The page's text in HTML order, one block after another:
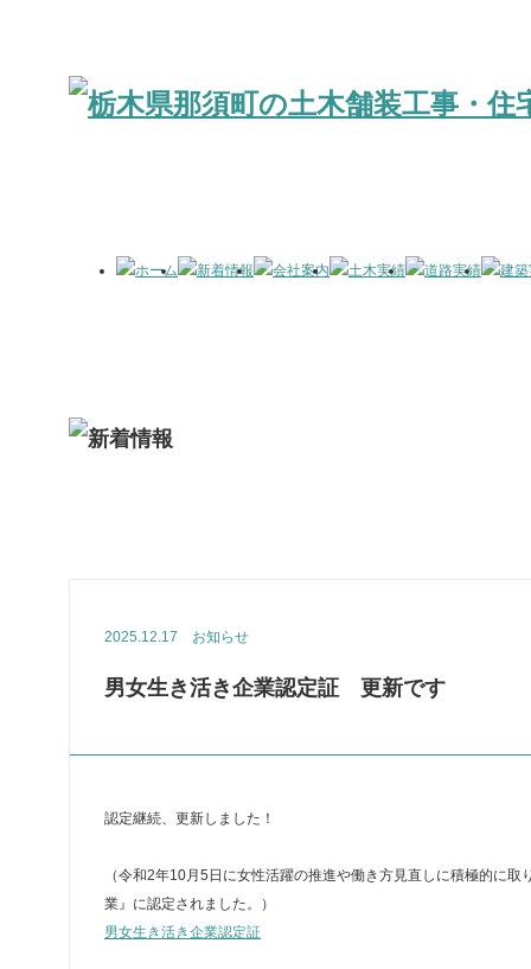
2025.12.17 お知らせ
男女生き活き企業認定証 更新です
認定継続、更新しました！
（令和2年10月5日に女性活躍の推進や働き方見直しに積極的に
業』に認定されました。）
男女生き活き企業認定証